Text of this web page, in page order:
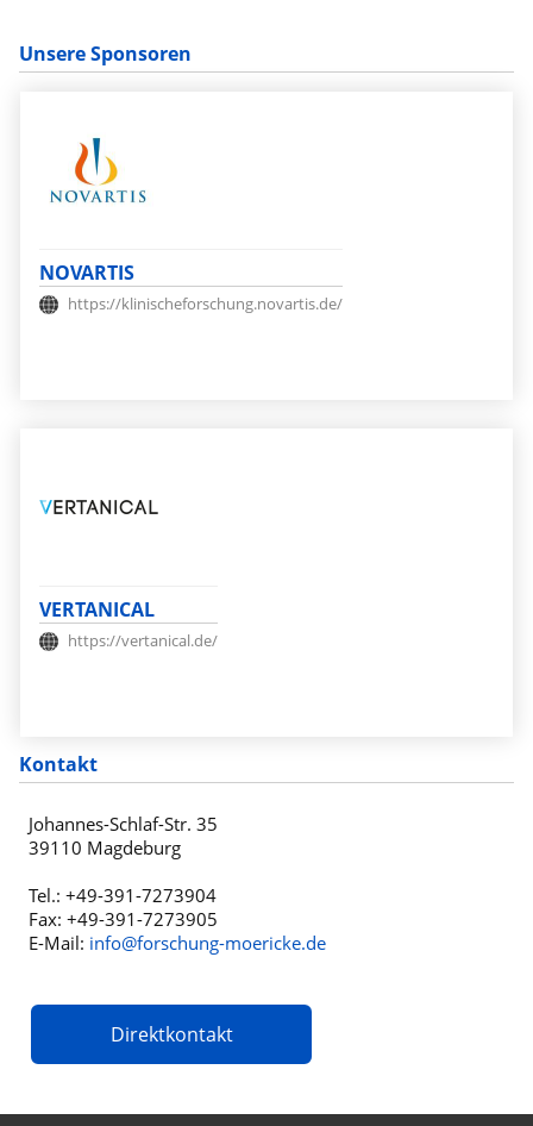
Unsere Sponsoren
NOVARTIS
https://klinischeforschung.novartis.de/
VERTANICAL
https://vertanical.de/
Kontakt
Johannes-Schlaf-Str. 35
39110 Magdeburg
Tel.: +49-391-7273904
Fax: +49-391-7273905
E-Mail: info@forschung-moericke.de
Direktkontakt